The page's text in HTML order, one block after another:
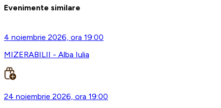
Evenimente similare
4 noiembrie 2026, ora 19:00
MIZERABILII - Alba Iulia
24 noiembrie 2026, ora 19:00